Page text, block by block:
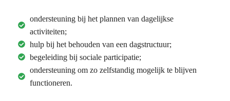
ondersteuning bij het plannen van dagelijkse
activiteiten;
hulp bij het behouden van een dagstructuur;
begeleiding bij sociale participatie;
ondersteuning om zo zelfstandig mogelijk te blijven
functioneren.